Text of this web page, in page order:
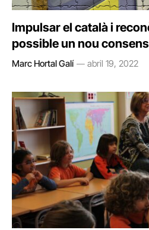
Impulsar el català i
possible un nou
Marc Hortal Galí abril 19, 2022